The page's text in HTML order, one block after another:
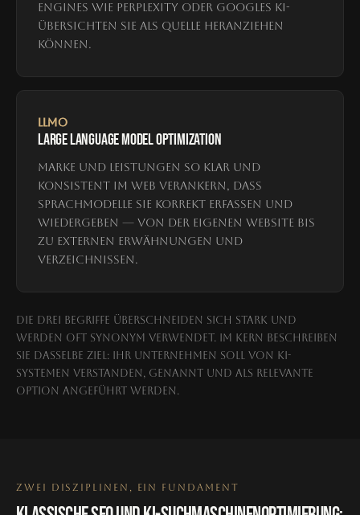
Engines wie Perplexity oder Googles KI-
Übersichten sie als Quelle heranziehen
können.
LLMO
LARGE LANGUAGE MODEL OPTIMIZATION
Marke und Leistungen so klar und
konsistent im Web verankern, dass
Sprachmodelle sie korrekt erfassen und
wiedergeben — von der eigenen Website bis
zu externen Erwähnungen und
Verzeichnissen.
Die drei Begriffe überschneiden sich stark und
werden oft synonym verwendet. Im Kern beschreiben
sie dasselbe Ziel: Ihr Unternehmen soll von KI-
Systemen verstanden, genannt und als relevante
Option angeführt werden.
ZWEI DISZIPLINEN, EIN FUNDAMENT